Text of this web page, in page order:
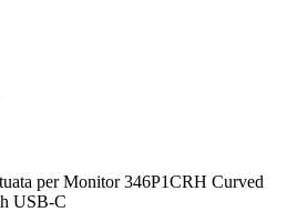
per Monitor 346P1CRH Curved
USB-C